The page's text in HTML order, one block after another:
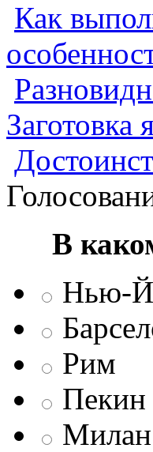
Как
Заготовка
В
Нью-
Рим
Пекин
Милан